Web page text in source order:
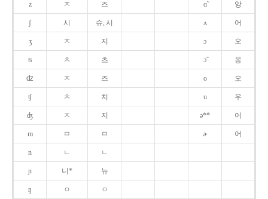
z ㅈ 즈 ɑ̃ 앙
ʃ 시 슈, 시 ʌ 어
ʒ ㅈ 지 ɔ 오
ʦ ㅊ 츠 ɔ̃ 옹
ʣ ㅈ 즈 o 오
ʧ ㅊ 치 u 우
ʤ ㅈ 지 ə** 어
m ㅁ ㅁ ɚ 어
n ㄴ ㄴ
ɲ 니* 뉴
ŋ ㅇ ㅇ